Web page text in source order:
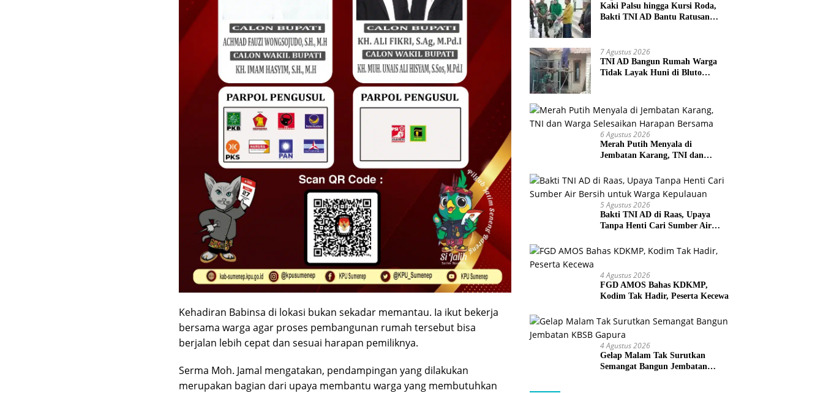
Kehadiran Babinsa di lokasi bukan sekadar memantau. Ia ikut bekerja
bersama warga agar proses pembangunan rumah tersebut bisa
berjalan lebih cepat dan sesuai harapan pemiliknya.
Serma Moh. Jamal mengatakan, pendampingan yang dilakukan
merupakan bagian dari upaya membantu warga yang membutuhkan
Kaki Palsu hingga Kursi Roda,
Bakti TNI AD Bantu Ratusan
7 Agustus 2026
TNI AD Bangun Rumah Warga
Tidak Layak Huni di Bluto
6 Agustus 2026
Merah Putih Menyala di
Jembatan Karang, TNI dan
Bersama
5 Agustus 2026
Bakti TNI AD di Raas, Upaya
Tanpa Henti Cari Sumber Air
4 Agustus 2026
FGD AMOS Bahas KDKMP,
Kodim Tak Hadir, Peserta Kecewa
4 Agustus 2026
Gelap Malam Tak Surutkan
Semangat Bangun Jembatan